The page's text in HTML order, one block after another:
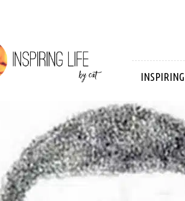
INSPIRING